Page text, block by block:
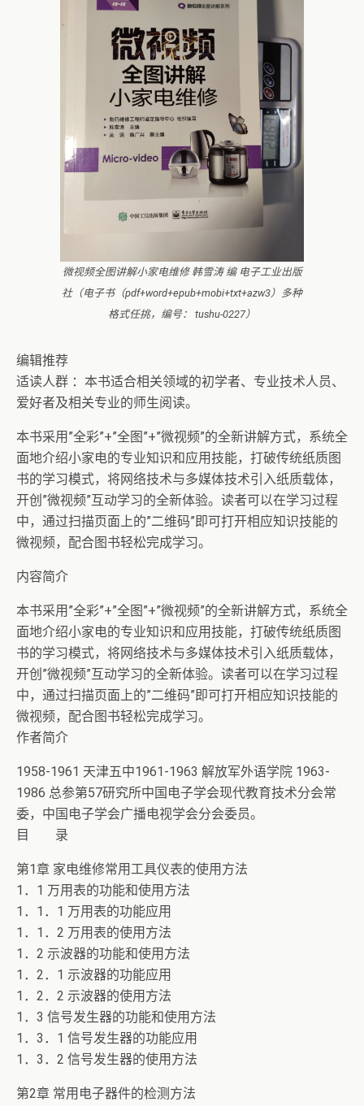
微视频全图讲解小家电维修 韩雪涛 编 电子工业出版
社（电子书（pdf+word+epub+mobi+txt+azw3）多种
格式任挑，编号： tushu-0227）
编辑推荐
适读人群 ：本书适合相关领域的初学者、专业技术人员、
爱好者及相关专业的师生阅读。
本书采用”全彩”+”全图”+”微视频”的全新讲解方式，系统全
面地介绍小家电的专业知识和应用技能，打破传统纸质图
书的学习模式，将网络技术与多媒体技术引入纸质载体，
开创”微视频”互动学习的全新体验。读者可以在学习过程
中，通过扫描页面上的”二维码”即可打开相应知识技能的
微视频，配合图书轻松完成学习。
内容简介
本书采用”全彩”+”全图”+”微视频”的全新讲解方式，系统全
面地介绍小家电的专业知识和应用技能，打破传统纸质图
书的学习模式，将网络技术与多媒体技术引入纸质载体，
开创”微视频”互动学习的全新体验。读者可以在学习过程
中，通过扫描页面上的”二维码”即可打开相应知识技能的
微视频，配合图书轻松完成学习。
作者简介
1958-1961 天津五中1961-1963 解放军外语学院 1963-
1986 总参第57研究所中国电子学会现代教育技术分会常
委，中国电子学会广播电视学会分会委员。
目 录
第1章 家电维修常用工具仪表的使用方法
1．1 万用表的功能和使用方法
1．1．1 万用表的功能应用
1．1．2 万用表的使用方法
1．2 示波器的功能和使用方法
1．2．1 示波器的功能应用
1．2．2 示波器的使用方法
1．3 信号发生器的功能和使用方法
1．3．1 信号发生器的功能应用
1．3．2 信号发生器的使用方法
第2章 常用电子器件的检测方法